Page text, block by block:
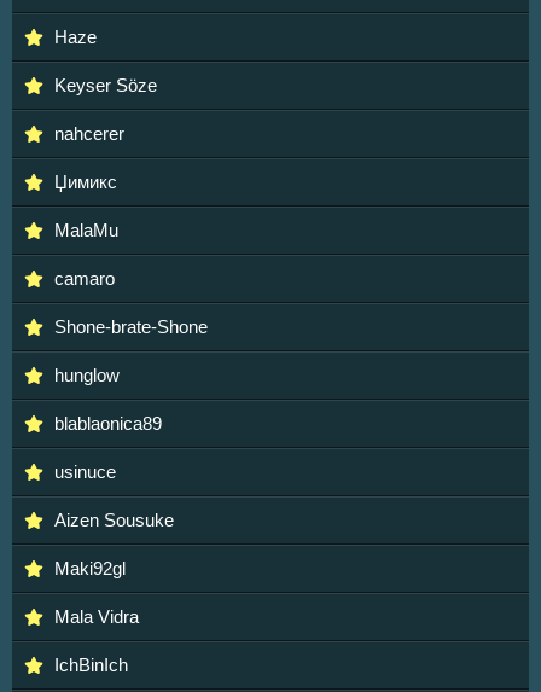
Haze
Keyser Söze
nahcerer
Џимикс
MalaMu
camaro
Shone-brate-Shone
hunglow
blablaonica89
usinuce
Aizen Sousuke
Maki92gl
Mala Vidra
IchBinIch